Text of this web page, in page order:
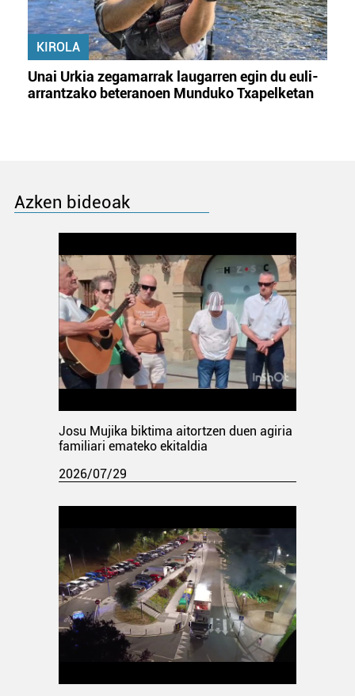
KIROLA
Unai Urkia zegamarrak laugarren egin du euli-
arrantzako beteranoen Munduko Txapelketan
Azken bideoak
Josu Mujika biktima aitortzen duen agiria
familiari emateko ekitaldia
2026/07/29